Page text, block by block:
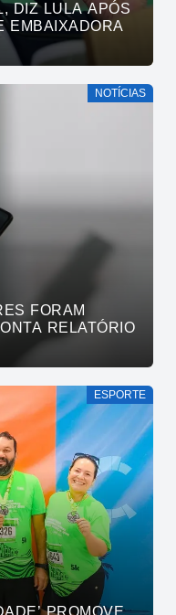
DIZ LULA APÓS
EMBAIXADORA
NOTÍCIAS
FORAM
RELATÓRIO
ESPORTE
PROMOVE